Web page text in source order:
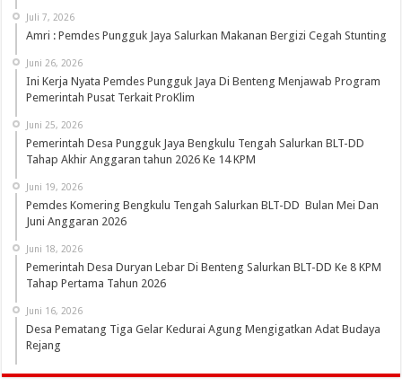
Juli 7, 2026
Amri : Pemdes Pungguk Jaya Salurkan Makanan Bergizi Cegah Stunting
Juni 26, 2026
Ini Kerja Nyata Pemdes Pungguk Jaya Di Benteng Menjawab Program
Pemerintah Pusat Terkait ProKlim
Juni 25, 2026
Pemerintah Desa Pungguk Jaya Bengkulu Tengah Salurkan BLT-DD
Tahap Akhir Anggaran tahun 2026 Ke 14 KPM
Juni 19, 2026
Pemdes Komering Bengkulu Tengah Salurkan BLT-DD Bulan Mei Dan
Juni Anggaran 2026
Juni 18, 2026
Pemerintah Desa Duryan Lebar Di Benteng Salurkan BLT-DD Ke 8 KPM
Tahap Pertama Tahun 2026
Juni 16, 2026
Desa Pematang Tiga Gelar Kedurai Agung Mengigatkan Adat Budaya
Rejang